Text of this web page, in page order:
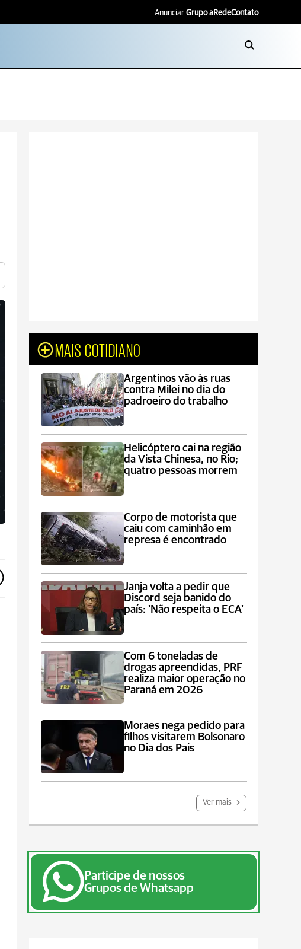
Anunciar Grupo aRedeContato
MAIS COTIDIANO
Argentinos vão às ruas
contra Milei no dia do
padroeiro do trabalho
Helicóptero cai na região
da Vista Chinesa, no Rio;
quatro pessoas morrem
Corpo de motorista que
caiu com caminhão em
represa é encontrado
Janja volta a pedir que
Discord seja banido do
país: 'Não respeita o ECA'
Com 6 toneladas de
drogas apreendidas, PRF
realiza maior operação no
Paraná em 2026
Moraes nega pedido para
filhos visitarem Bolsonaro
no Dia dos Pais
Ver mais
Participe de nossos
Grupos de Whatsapp